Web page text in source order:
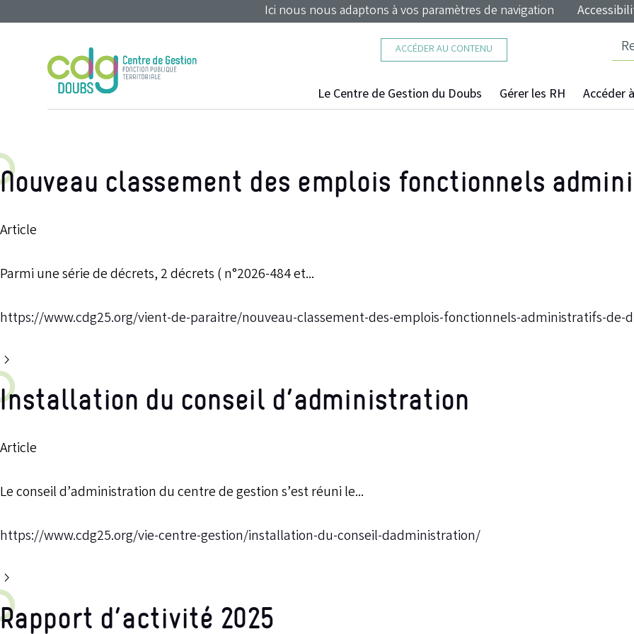
ACCÉDER AU CONTENU
Ici nous nous adaptons à vos paramètres de navigation
Le Centre de Gestion du Doubs Gérer les RH Accéder
Nouveau classement des emplois fonctionnels
Article
Parmi une série de décrets, 2 décrets ( n°2026-484 et...
https://www.cdg25.org/vient-de-paraitre/nouveau-classement-des-emplois-fonctionnels-administratifs-de-
Installation du conseil d’administration
Article
Le conseil d’administration du centre de gestion s’est réuni le...
https://www.cdg25.org/vie-centre-gestion/installation-du-conseil-dadministration/
Rapport d’activité 2025